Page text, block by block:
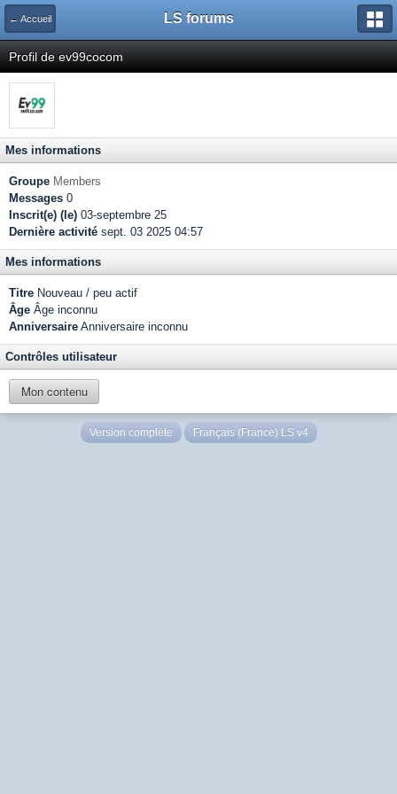
← Accueil LS forums
Profil de ev99cocom
Mes informations
Groupe Members
Messages 0
Inscrit(e) (le) 03-septembre 25
Dernière activité sept. 03 2025 04:57
Mes informations
Titre Nouveau / peu actif
Âge Âge inconnu
Anniversaire Anniversaire inconnu
Contrôles utilisateur
Mon contenu
Version complète Français (France) LS v4